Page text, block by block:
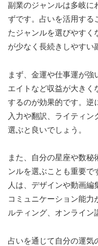
副業のジャンルは多岐に
ずです。占いを活用する
たジャンルを選びやすく
が少なく長続きしやすい
まず、金運や仕事運が強
エイトなど収益が大きく
するのが効果的です。逆
入力や翻訳、ライティ
選ぶと良いでしょう。
また、自分の星座や数秘
ンルを選ぶことも重要で
人は、デザインや動画編
コミュニケーション能力
ルティング、オンライン
占いを通じて自分の運気